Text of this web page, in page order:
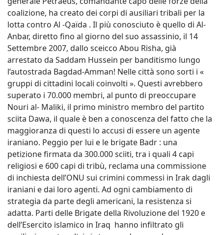
coalizione, ha creato dei corpi di ausiliari tribali per la
lotta contro Al -Qaïda . Il più conosciuto è quello di Al-
Anbar, diretto fino al giorno del suo assassinio, il 14
Settembre 2007, dallo sceicco Abou Risha, già
arrestato da Saddam Hussein per banditismo lungo
l’autostrada Bagdad-Amman! Nelle città sono sorti i «
gruppi di cittadini locali coinvolti ». Questi avrebbero
superato i 70.000 membri, al punto di preoccupare
Nouri al- Maliki, il primo ministro membro del partito
sciita Dawa, il quale è ben a conoscenza del fatto che la
maggioranza di questi lo accusi di essere un agente
iraniano. Peggio per lui e le brigate Badr : una
petizione firmata da 300.000 sciiti, tra i quali 4 capi
religiosi e 600 capi di tribù, reclama una commissione
di inchiesta dell’ONU sui crimini commessi in Irak dagli
iraniani e dai loro agenti. Ad ogni cambiamento di
strategia da parte degli americani, la resistenza si
adatta. Parti delle Brigate della Rivoluzione del 1920 e
dell’Esercito islamico in Iraq hanno infiltrato gli